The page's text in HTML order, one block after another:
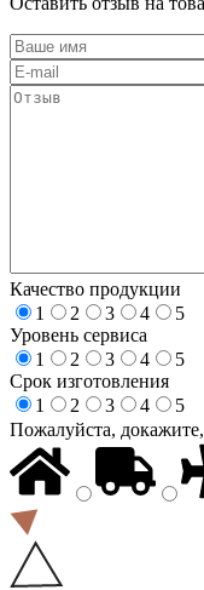
Качество продукции
1
2 3 4
5
Уровень сервиса
1
2 3 4
5
Срок изготовления
1
2 3 4
5
Пожалуйста,